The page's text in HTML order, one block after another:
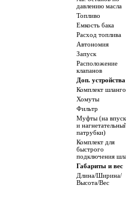
давлению масла
Топливо
Емкость бака
Расход топлива
Автономия
Запуск
Расположение
клапанов
Доп. устройства
Комплект
Хомуты
Фильтр
Муфты (на
и
патрубки)
Комплект для
быстрого
подключения
Габариты и вес
Длина/Ширина/
Высота/Вес